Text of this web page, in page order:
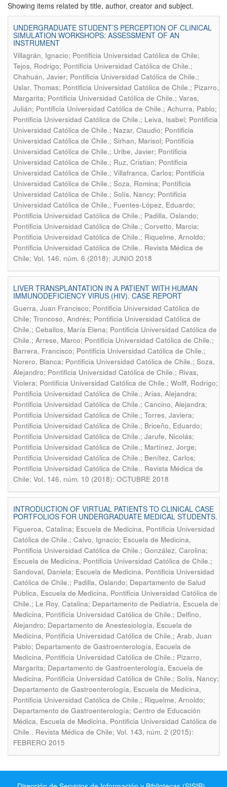
Showing items related by title, author, creator and subject.
UNDERGRADUATE STUDENT’S PERCEPTION OF CLINICAL
SIMULATION WORKSHOPS: ASSESSMENT OF AN
INSTRUMENT
Villagrán, Ignacio; Pontificia Universidad Católica de Chile;
Tejos, Rodrigo; Pontificia Universidad Católica de Chile.;
Chahuán, Javier; Pontificia Universidad Católica de Chile.;
Uslar, Thomas; Pontificia Universidad Católica de Chile.; Pizarro,
Margarita; Pontificia Universidad Católica de Chile.; Varas,
Julián; Pontificia Universidad Católica de Chile.; Achurra, Pablo;
Pontificia Universidad Católica de Chile.; Leiva, Isabel; Pontificia
Universidad Católica de Chile.; Nazar, Claudio; Pontificia
Universidad Católica de Chile.; Sirhan, Marisol; Pontificia
Universidad Católica de Chile.; Uribe, Javier; Pontificia
Universidad Católica de Chile.; Ruz, Cristian; Pontificia
Universidad Católica de Chile.; Villafranca, Carlos; Pontificia
Universidad Católica de Chile.; Soza, Romina; Pontificia
Universidad Católica de Chile.; Solís, Nancy; Pontificia
Universidad Católica de Chile.; Fuentes-López, Eduardo;
Pontificia Universidad Católica de Chile.; Padilla, Oslando;
Pontificia Universidad Católica de Chile.; Corvetto, Marcia;
Pontificia Universidad Católica de Chile.; Riquelme, Arnoldo;
Pontificia Universidad Católica de Chile.. Revista Médica de
Chile; Vol. 146, núm. 6 (2018): JUNIO 2018
LIVER TRANSPLANTATION IN A PATIENT WITH HUMAN
IMMUNODEFICIENCY VIRUS (HIV). CASE REPORT
Guerra, Juan Francisco; Pontificia Universidad Católica de
Chile; Troncoso, Andrés; Pontificia Universidad Católica de
Chile.; Ceballos, María Elena; Pontificia Universidad Católica de
Chile.; Arrese, Marco; Pontificia Universidad Católica de Chile.;
Barrera, Francisco; Pontificia Universidad Católica de Chile.;
Norero, Blanca; Pontificia Universidad Católica de Chile.; Soza,
Alejandro; Pontificia Universidad Católica de Chile.; Rivas,
Violera; Pontificia Universidad Católica de Chile.; Wolff, Rodrigo;
Pontificia Universidad Católica de Chile.; Arias, Alejandra;
Pontificia Universidad Católica de Chile.; Cancino, Alejandra;
Pontificia Universidad Católica de Chile.; Torres, Javiera;
Pontificia Universidad Católica de Chile.; Briceño, Eduardo;
Pontificia Universidad Católica de Chile.; Jarufe, Nicolás;
Pontificia Universidad Católica de Chile.; Martínez, Jorge;
Pontificia Universidad Católica de Chile.; Benítez, Carlos;
Pontificia Universidad Católica de Chile.. Revista Médica de
Chile; Vol. 146, núm. 10 (2018): OCTUBRE 2018
INTRODUCTION OF VIRTUAL PATIENTS TO CLINICAL CASE
PORTFOLIOS FOR UNDERGRADUATE MEDICAL STUDENTS.
Figueroa, Catalina; Escuela de Medicina, Pontificia Universidad
Católica de Chile.; Calvo, Ignacio; Escuela de Medicina,
Pontificia Universidad Católica de Chile.; González, Carolina;
Escuela de Medicina, Pontificia Universidad Católica de Chile.;
Sandoval, Daniela; Escuela de Medicina, Pontificia Universidad
Católica de Chile.; Padilla, Oslando; Departamento de Salud
Pública, Escuela de Medicina, Pontificia Universidad Católica de
Chile.; Le Roy, Catalina; Departamento de Pediatría, Escuela de
Medicina, Pontificia Universidad Católica de Chile.; Delfino,
Alejandro; Departamento de Anestesiología, Escuela de
Medicina, Pontificia Universidad Católica de Chile.; Arab, Juan
Pablo; Departamento de Gastroenterología, Escuela de
Medicina, Pontificia Universidad Católica de Chile.; Pizarro,
Margarita; Departamento de Gastroenterología, Escuela de
Medicina, Pontificia Universidad Católica de Chile.; Solís, Nancy;
Departamento de Gastroenterología, Escuela de Medicina,
Pontificia Universidad Católica de Chile.; Riquelme, Arnoldo;
Departamento de Gastroenterología; Centro de Educación
Médica, Escuela de Medicina, Pontificia Universidad Católica de
Chile.. Revista Médica de Chile; Vol. 143, núm. 2 (2015):
FEBRERO 2015